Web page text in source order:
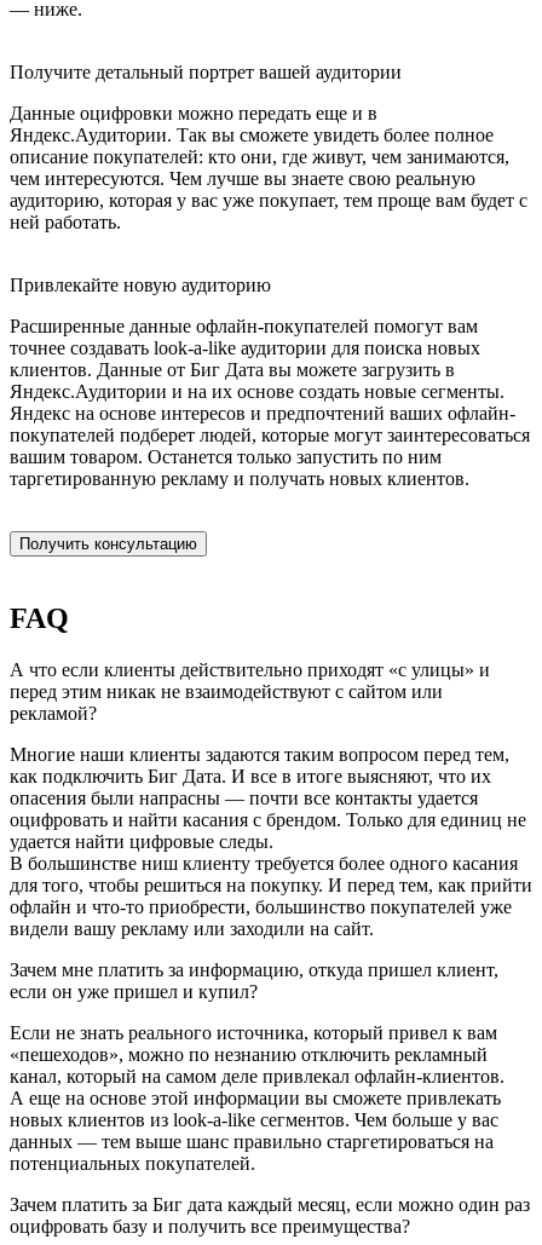
— ниже.
Получите детальный портрет вашей аудитории
Данные оцифровки можно передать еще и в
Яндекс.Аудитории. Так вы сможете увидеть более полное
описание покупателей: кто они, где живут, чем занимаются,
чем интересуются. Чем лучше вы знаете свою реальную
аудиторию, которая у вас уже покупает, тем проще вам будет с
ней работать.
Привлекайте новую аудиторию
Расширенные данные офлайн-покупателей помогут вам
точнее создавать look-a-like аудитории для поиска новых
клиентов. Данные от Биг Дата вы можете загрузить в
Яндекс.Аудитории и на их основе создать новые сегменты.
Яндекс на основе интересов и предпочтений ваших офлайн-
покупателей подберет людей, которые могут заинтересоваться
вашим товаром. Останется только запустить по ним
таргетированную рекламу и получать новых клиентов.
Получить консультацию
FAQ
А что если клиенты действительно приходят «с улицы» и
перед этим никак не взаимодействуют с сайтом или
рекламой?
Многие наши клиенты задаются таким вопросом перед тем,
как подключить Биг Дата. И все в итоге выясняют, что их
опасения были напрасны — почти все контакты удается
оцифровать и найти касания с брендом. Только для единиц не
удается найти цифровые следы.
В большинстве ниш клиенту требуется более одного касания
для того, чтобы решиться на покупку. И перед тем, как прийти
офлайн и что-то приобрести, большинство покупателей уже
видели вашу рекламу или заходили на сайт.
Зачем мне платить за информацию, откуда пришел клиент,
если он уже пришел и купил?
Если не знать реального источника, который привел к вам
«пешеходов», можно по незнанию отключить рекламный
канал, который на самом деле привлекал офлайн-клиентов.
А еще на основе этой информации вы сможете привлекать
новых клиентов из look-a-like сегментов. Чем больше у вас
данных — тем выше шанс правильно старгетироваться на
потенциальных покупателей.
Зачем платить за Биг дата каждый месяц, если можно один раз
оцифровать базу и получить все преимущества?